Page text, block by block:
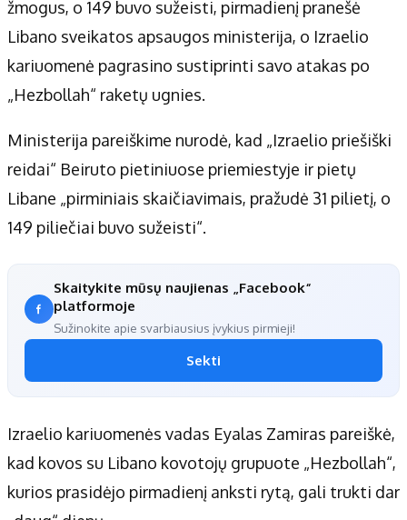
Apie mus
Autoriai
Kontaktai
Privatumo politika
Receptai
žmogus, o 149 buvo sužeisti, pirmadienį pranešė
Libano sveikatos apsaugos ministerija, o Izraelio
kariuomenė pagrasino sustiprinti savo atakas po
„Hezbollah“ raketų ugnies.
Ministerija pareiškime nurodė, kad „Izraelio priešiški
reidai“ Beiruto pietiniuose priemiestyje ir pietų
Libane „pirminiais skaičiavimais, pražudė 31 pilietį, o
149 piliečiai buvo sužeisti“.
Skaitykite mūsų naujienas „Facebook“
platformoje
Sužinokite apie svarbiausius įvykius pirmieji!
Sekti
Izraelio kariuomenės vadas Eyalas Zamiras pareiškė,
kad kovos su Libano kovotojų grupuote „Hezbollah“,
kurios prasidėjo pirmadienį anksti rytą, gali trukti dar